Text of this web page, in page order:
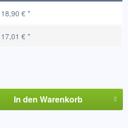
18,90 € *
17,01 € *
In den Warenkorb